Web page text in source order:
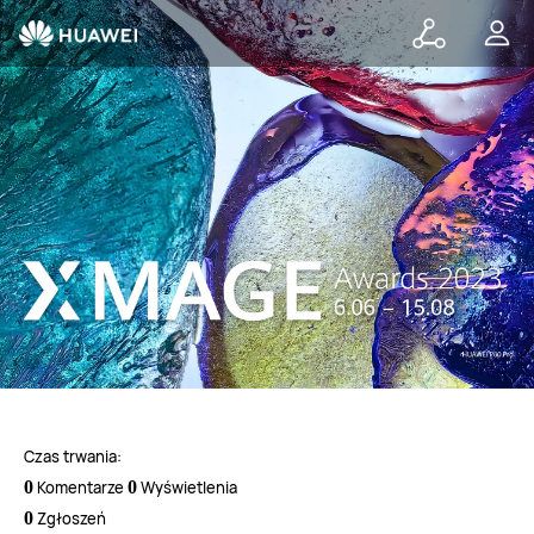
xmage-
awards
Czas trwania:
0Komentarze0Wyświetlenia
0Zgłoszeń